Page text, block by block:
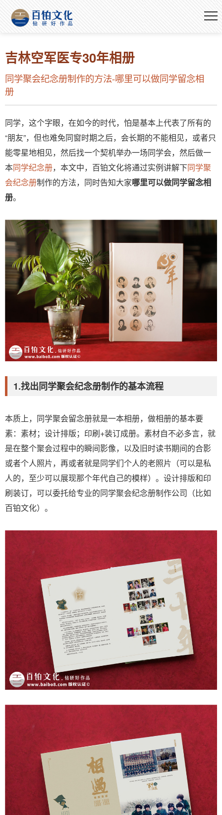
吉林空军医专30年相册
同学聚会纪念册制作的方法-哪里可以做同学留念相
册
同学，这个字眼，在如今的时代，怕是基本上代表了所有的
“朋友”，但也难免同窗时期之后，会长期的不能相见，或者只
能零星地相见，然后找一个契机举办一场同学会，然后做一
本同学纪念册，本文中，百铂文化将通过实例讲解下同学聚
会纪念册制作的方法，同时告知大家哪里可以做同学留念相
册。
1.找出同学聚会纪念册制作的基本流程
本质上，同学聚会留念册就是一本相册，做相册的基本要
素：素材；设计排版；印刷+装订成册。素材自不必多言，就
是在整个聚会过程中的瞬间影像，以及旧时读书期间的合影
或者个人照片，再或者就是同学们个人的老照片（可以是私
人的，至少可以展现那个年代自己的模样）。设计排版和印
刷装订，可以委托给专业的同学聚会纪念册制作公司（比如
百铂文化）。